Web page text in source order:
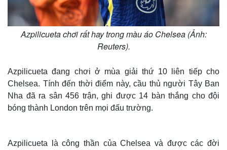
Azpilicueta chơi rất hay trong màu áo Chelsea (Ảnh:
Reuters).
Azpilicueta đang chơi ở mùa giải thứ 10 liên tiếp cho
Chelsea. Tính đến thời điểm này, cầu thủ người Tây Ban
Nha đã ra sân 456 trận, ghi được 14 bàn thắng cho đội
bóng thành London trên mọi đấu trường.
Azpilicueta là công thần của Chelsea và được các đời